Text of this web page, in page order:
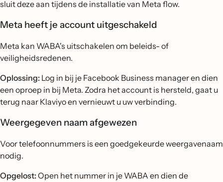
sluit deze aan tijdens de installatie van Meta flow.
Meta heeft je account uitgeschakeld
Meta kan WABA's uitschakelen om beleids- of
veiligheidsredenen.
Oplossing: Log in bij je Facebook Business manager en dien
een oproep in bij Meta. Zodra het account is hersteld, gaat u
terug naar Klaviyo en vernieuwt u uw verbinding.
Weergegeven naam afgewezen
Voor telefoonnummers is een goedgekeurde weergavenaam
nodig.
Opgelost:Open het nummer in je WABA en dien de